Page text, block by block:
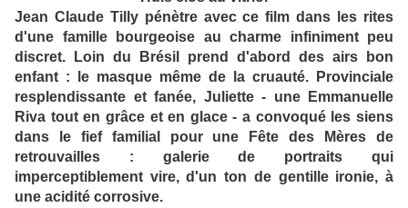
Jean Claude Tilly pénètre avec ce film dans les rites
d'une famille bourgeoise au charme infiniment peu
discret. Loin du Brésil prend d'abord des airs bon
enfant : le masque même de la cruauté. Provinciale
resplendissante et fanée, Juliette - une Emmanuelle
Riva tout en grâce et en glace - a convoqué les siens
dans le fief familial pour une Fête des Mères de
retrouvailles : galerie de portraits qui
imperceptiblement vire, d'un ton de gentille ironie, à
une acidité corrosive.